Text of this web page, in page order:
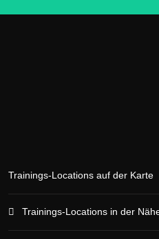
Trainings-Locations auf der Karte
Trainings-Locations in der